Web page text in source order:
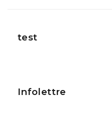
test
Infolettre